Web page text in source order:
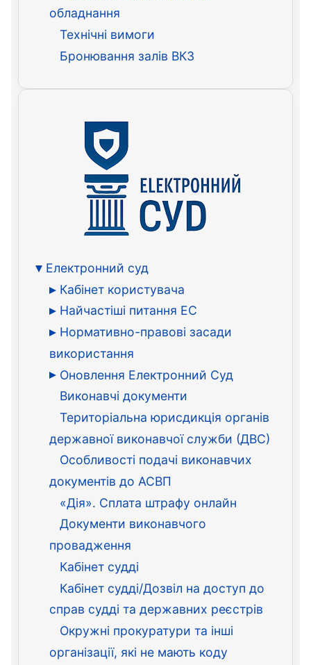
обладнання
Технічні вимоги
Бронювання залів ВКЗ
Електронний суд
Кабінет користувача
Найчастіші питання ЕС
Нормативно-правові засади
використання
Оновлення Електронний Суд
Виконавчі документи
Територіальна юрисдикція органів
державної виконавчої служби (ДВС)
Особливості подачі виконавчих
документів до АСВП
«Дія». Сплата штрафу онлайн
Документи виконавчого
провадження
Кабінет судді
Кабінет судді/Дозвіл на доступ до
справ судді та державних реєстрів
Окружні прокуратури та інші
організації, які не мають коду